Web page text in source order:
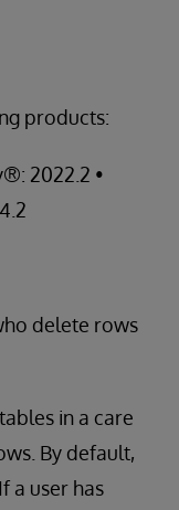
products:
2022.2 •
delete rows
in a care
By default,
a user has